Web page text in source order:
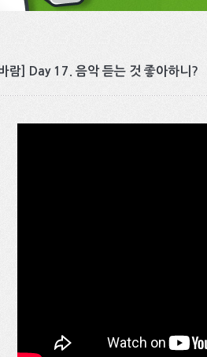
람] Day 17. 음악 듣는 것 좋아하니?